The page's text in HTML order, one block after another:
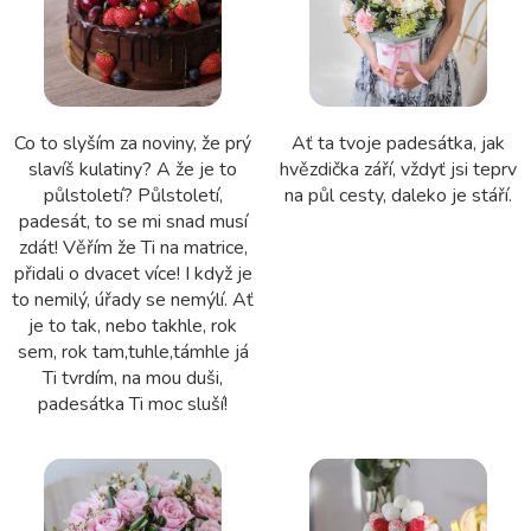
Co to slyším za noviny, že prý
slavíš kulatiny? A že je to
půlstoletí? Půlstoletí,
padesát, to se mi snad musí
zdát! Věřím že Ti na matrice,
přidali o dvacet více! I když je
to nemilý, úřady se nemýlí. Ať
je to tak, nebo takhle, rok
sem, rok tam,tuhle,támhle já
Ti tvrdím, na mou duši,
padesátka Ti moc sluší!
Ať ta tvoje padesátka, jak
hvězdička září, vždyť jsi teprv
na půl cesty, daleko je stáří.